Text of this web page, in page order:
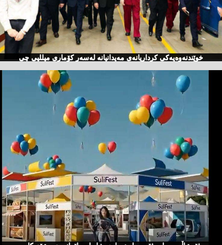
خوێندنەوەیەكی كرداریانەی مەیدانیانە لەسەر كۆماری میللیی چی